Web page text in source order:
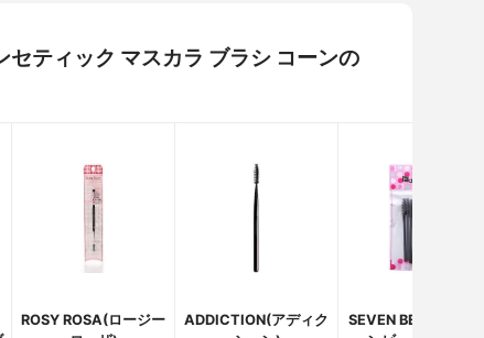
ティック マスカラ ブラシ コーンの
ROSY ROSA(ロージー
ADDICTION(アディク
SEVEN BEAUTY(セブ